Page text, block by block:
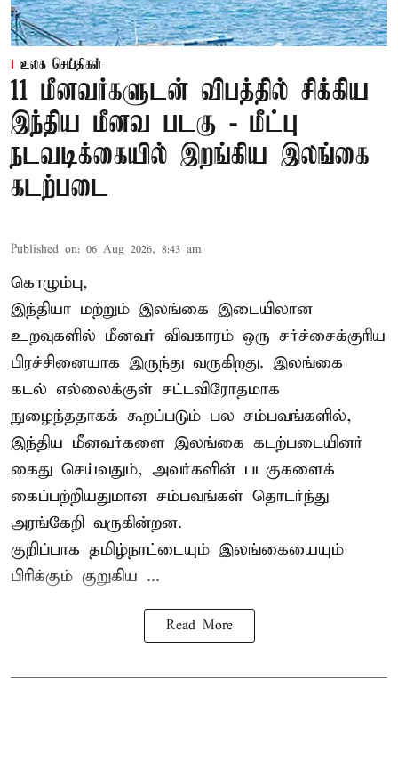
உலக செய்திகள்
11 மீனவர்களுடன் விபத்தில் சிக்கிய
இந்திய மீனவ படகு - மீட்பு
நடவடிக்கையில் இறங்கிய இலங்கை
கடற்படை
Published on: 06 Aug 2026, 8:43 am
கொழும்பு,
இந்தியா மற்றும் இலங்கை இடையிலான
உறவுகளில் மீனவர் விவகாரம் ஒரு சர்ச்சைக்குரிய
பிரச்சினையாக இருந்து வருகிறது. இலங்கை
கடல் எல்லைக்குள் சட்டவிரோதமாக
நுழைந்ததாகக் கூறப்படும் பல சம்பவங்களில்,
இந்திய மீனவர்களை இலங்கை கடற்படையினர்
கைது செய்வதும், அவர்களின் படகுகளைக்
கைப்பற்றியதுமான சம்பவங்கள் தொடர்ந்து
அரங்கேறி வருகின்றன.
குறிப்பாக தமிழ்நாட்டையும் இலங்கையையும்
பிரிக்கும் குறுகிய ...
Read More